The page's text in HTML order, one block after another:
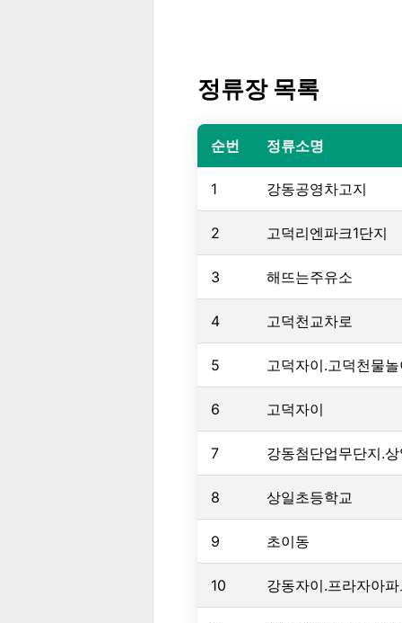
정류장 목록
순번 정류소명
1 강동공영차고지
2 고덕리엔파크1단지
3 해뜨는주유소
4 고덕천교차로
5 고덕자이.고덕천물
6 고덕자이
7 강동첨단업무단지.
8 상일초등학교
9 초이동
10 강동자이.프라자아